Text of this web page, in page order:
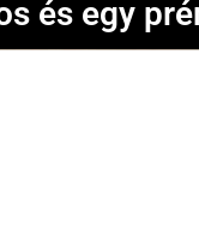
és egy